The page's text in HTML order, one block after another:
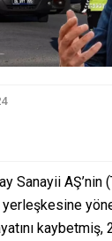
Sanayii AŞ’nin
yerleşkesine
kaybetmiş,